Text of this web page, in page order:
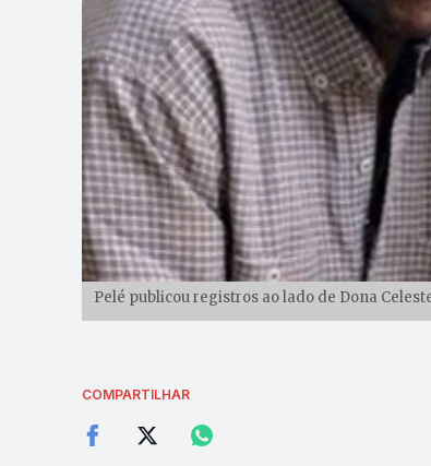
Pelé publicou registros ao lado de Dona
COMPARTILHAR